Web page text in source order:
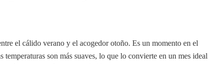
el cálido verano y el acogedor otoño. Es un momento en el
temperaturas son más suaves, lo que lo convierte en un mes ideal